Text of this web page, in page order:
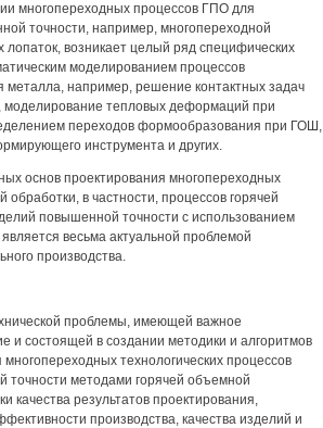
многопереходных процессов ГПО для
точности, например, многопереходной
лопаток, возникает целый ряд специфических
моделированием процессов
металла, например, решение контактных задач
моделирование тепловых деформаций при
переходов формообразования при ГОШ,
инструмента и других.
основ проектирования многопереходных
обработки, в частности, процессов горячей
повышенной точности с использованием
весьма актуальной проблемой
производства.
проблемы, имеющей важное
и состоящей в создании методики и алгоритмов
технологических процессов
точности методами горячей объемной
качества результатов проектирования,
производства, качества изделий и